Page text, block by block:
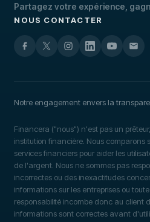
Partagez votre expérience,
NOUS CONTACTER
Notre engagement envers la
Financera ("nous") n'est pas un
institution financière. Nous comparons
services financiers pour aider les
de l'argent. Nous ne sommes pas
incorrectes ou des inexactitudes
informations sur les entreprises ou
responsabilité incombe donc au client
informations sont correctes avant